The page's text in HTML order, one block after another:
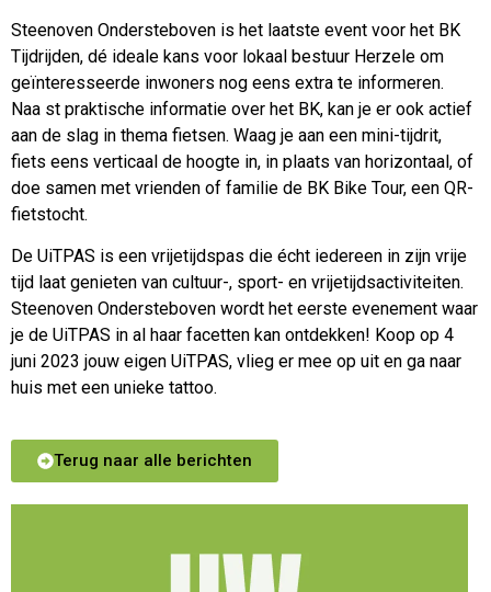
Steenoven Ondersteboven is het laatste event voor het BK
Tijdrijden, dé ideale kans voor lokaal bestuur Herzele om
geïnteresseerde inwoners nog eens extra te informeren.
Naa st praktische informatie over het BK, kan je er ook actief
aan de slag in thema fietsen. Waag je aan een mini-tijdrit,
fiets eens verticaal de hoogte in, in plaats van horizontaal, of
doe samen met vrienden of familie de BK Bike Tour, een QR-
fietstocht.
De UiTPAS is een vrijetijdspas die écht iedereen in zijn vrije
tijd laat genieten van cultuur-, sport- en vrijetijdsactiviteiten.
Steenoven Ondersteboven wordt het eerste evenement waar
je de UiTPAS in al haar facetten kan ontdekken! Koop op 4
juni 2023 jouw eigen UiTPAS, vlieg er mee op uit en ga naar
huis met een unieke tattoo.
Terug naar alle berichten